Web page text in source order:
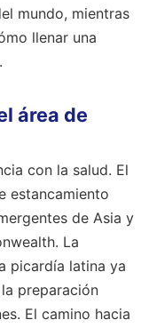
mundo, mientras
llenar una
área de
con la salud. El
estancamiento
de Asia y
La
picardía latina ya
preparación
El camino hacia